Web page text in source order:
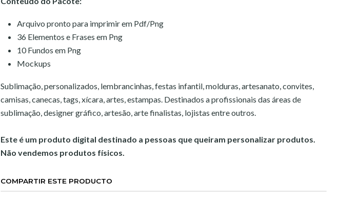
Arquivo pronto para imprimir em Pdf/Png
36 Elementos e Frases em Png
10 Fundos em Png
Mockups
Sublimação, personalizados, lembrancinhas, festas infantil, molduras, artesanato, convites,
camisas, canecas, tags, xícara, artes, estampas. Destinados a profissionais das áreas de
sublimação, designer gráfico, artesão, arte finalistas, lojistas entre outros.
Este é um produto digital destinado a pessoas que queiram personalizar produtos.
Não vendemos produtos físicos.
COMPARTIR ESTE PRODUCTO